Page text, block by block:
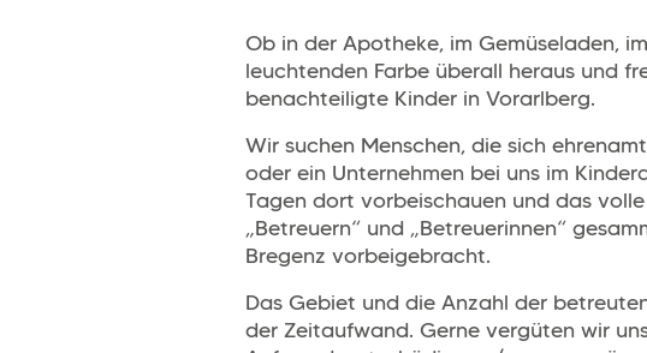
Ob in der Apotheke, im Gemüseladen,
leuchtenden Farbe überall heraus und
benachteiligte Kinder in Vorarlberg.
Wir suchen Menschen, die sich
oder ein Unternehmen bei uns im
Tagen dort vorbeischauen und das
„Betreuern“ und „Betreuerinnen“
Bregenz vorbeigebracht.
Das Gebiet und die Anzahl der
der Zeitaufwand. Gerne vergüten wir